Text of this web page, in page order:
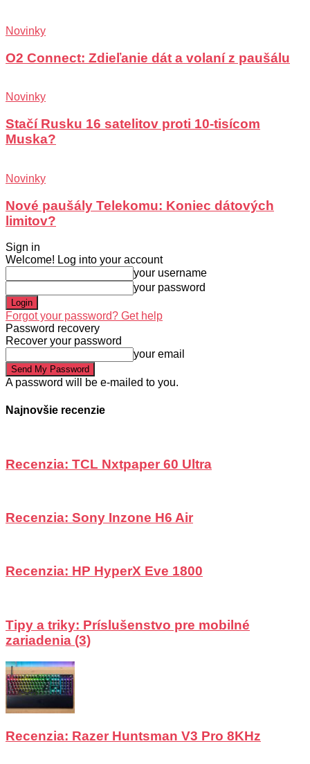
Novinky
O2 Connect: Zdieľanie dát a volaní z paušálu
Novinky
Stačí Rusku 16 satelitov proti 10-tisícom
Muska?
Novinky
Nové paušály Telekomu: Koniec dátových
limitov?
Sign in
Welcome! Log into your account
your username
your password
Forgot your password? Get help
Password recovery
Recover your password
your email
A password will be e-mailed to you.
Najnovšie recenzie
Recenzia: TCL Nxtpaper 60 Ultra
Recenzia: Sony Inzone H6 Air
Recenzia: HP HyperX Eve 1800
Tipy a triky: Príslušenstvo pre mobilné
zariadenia (3)
Recenzia: Razer Huntsman V3 Pro 8KHz